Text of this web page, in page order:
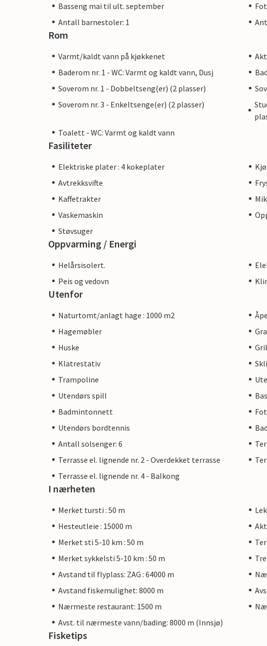
Basseng mai til ult. september
Antall barnestoler: 1
Rom
Varmt/kaldt vann på kjøkkenet
Baderom nr. 1 - WC: Varmt og kaldt vann, Dusj
Soverom nr. 1 - Dobbeltseng(er) (2 plasser)
Soverom nr. 3 - Enkeltsenge(er) (2 plasser)
Toalett - WC: Varmt og kaldt vann
Fasiliteter
Elektriske plater : 4 kokeplater
Avtrekksvifte
Kaffetrakter
Vaskemaskin
Støvsuger
Oppvarming / Energi
Helårsisolert.
Peis og vedovn
Utenfor
Naturtomt/anlagt hage : 1000 m2
Hagemøbler
Huske
Klatrestativ
Trampoline
Utendørs spill
Badmintonnett
Utendørs bordtennis
Antall solsenger: 6
Terrasse el. lignende nr. 2 - Overdekket terrasse
Terrasse el. lignende nr. 4 - Balkong
I nærheten
Merket tursti : 50 m
Hesteutleie : 15000 m
Merket sti 5-10 km : 50 m
Merket sykkelsti 5-10 km : 50 m
Avstand til flyplass: ZAG : 64000 m
Avstand fiskemulighet: 8000 m
Nærmeste restaurant: 1500 m
Avst. til nærmeste vann/bading: 8000 m (Innsjø)
Fisketips